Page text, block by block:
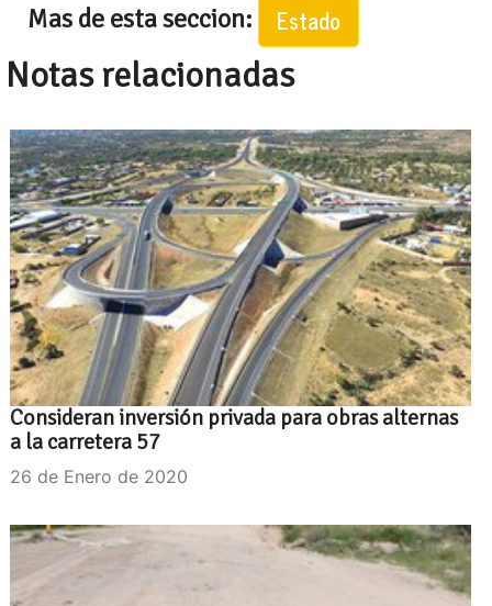
Mas de esta seccion: Estado
Notas relacionadas
Consideran inversión privada para obras alternas
a la carretera 57
26 de Enero de 2020